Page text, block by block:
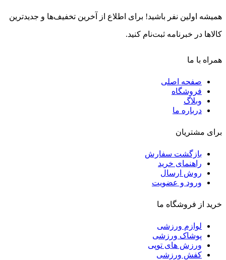
همیشه اولین نفر باشید! برای اطلاع از آخرین تخفیف‌ها و جدیدترین
کالاها در خبرنامه ثبت‌نام کنید.
همراه با ما
صفحه اصلی
فروشگاه
وبلاگ
درباره ما
برای مشتریان
بازگشت سفارش
راهنمای خرید
روش ارسال
ورود و عضویت
خرید از فروشگاه ما
لوازم ورزشی
پوشاک ورزشی
ورزش های توپی
کفش ورزشی